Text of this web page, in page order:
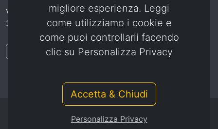
Viale Sport, 2
36071 Arzignano, Vicenza
© 2026 Aquaemotion SSD | Sede legale via P. Bronzetti, 30
migliore esperienza. Leggi
come utilizziamo i cookie e
come puoi controllarli facendo
clic su Personalizza Privacy
Accetta & Chiudi
Personalizza Privacy